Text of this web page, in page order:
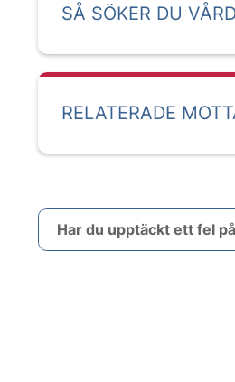
SÅ SÖKER DU
RELATERADE
Har du upptäckt ett fel